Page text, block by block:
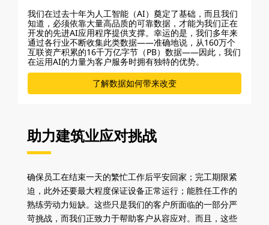
我们在过去十年为人工智能（AI）奠定了基础，而且我们
知道，必须依靠大量高品质的可靠数据，才能为我们正在
开发的先进AI应用程序提供支撑。幸运的是，我们多年来
通过各行业不断收集此类数据——准确地说，从160万个
互联资产积累的16千万亿字节（PB）数据——因此，我们
在运用AI的力量为客户服务时拥有独特的优势。
了解数据如何带来改变
助力建筑业应对挑战
确保员工在结束一天的繁忙工作后平安回家；完工期限紧
迫，此外还要最大程度保证设备正常运行；能胜任工作的
熟练劳动力短缺。这些只是我们的客户所面临的一部分严
苛挑战，而我们正致力于帮助客户从容应对。而且，这些